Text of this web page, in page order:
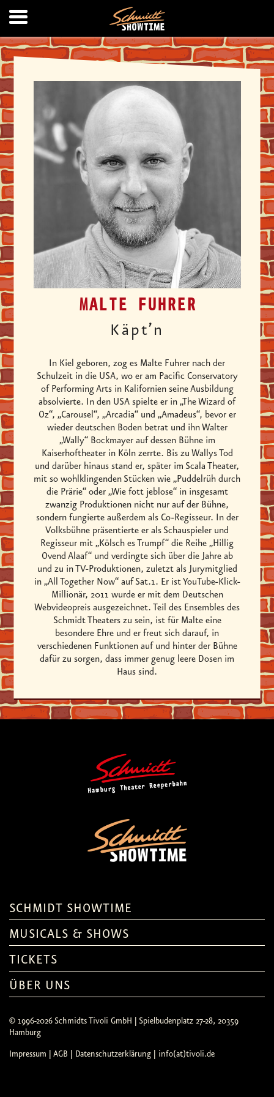
MALTE FUHRER
Käpt’n
In Kiel geboren, zog es Malte Fuhrer nach der
Schulzeit in die USA, wo er am Pacific Conservatory
of Performing Arts in Kalifornien seine Ausbildung
absolvierte. In den USA spielte er in „The Wizard of
Oz“, „Carousel“, „Arcadia“ und „Amadeus“, bevor er
wieder deutschen Boden betrat und ihn Walter
„Wally“ Bockmayer auf dessen Bühne im
Kaiserhoftheater in Köln zerrte. Bis zu Wallys Tod
und darüber hinaus stand er, später im Scala Theater,
mit so wohlklingenden Stücken wie „Puddelrüh durch
die Prärie“ oder „Wie fott jeblose“ in insgesamt
zwanzig Produktionen nicht nur auf der Bühne,
sondern fungierte außerdem als Co-Regisseur. In der
Volksbühne präsentierte er als Schauspieler und
Regisseur mit „Kölsch es Trumpf“ die Reihe „Hillig
Ovend Alaaf“ und verdingte sich über die Jahre ab
und zu in TV-Produktionen, zuletzt als Jurymitglied
in „All Together Now“ auf Sat.1. Er ist YouTube-Klick-
Millionär, 2011 wurde er mit dem Deutschen
Webvideopreis ausgezeichnet. Teil des Ensembles des
Schmidt Theaters zu sein, ist für Malte eine
besondere Ehre und er freut sich darauf, in
verschiedenen Funktionen auf und hinter der Bühne
dafür zu sorgen, dass immer genug leere Dosen im
Haus sind.
SCHMIDT SHOWTIME
MUSICALS & SHOWS
TICKETS
ÜBER UNS
© 1996-2026 Schmidts Tivoli GmbH | Spielbudenplatz 27-28, 20359
Hamburg
Impressum AGB Datenschutzerklärung | info(at)tivoli.de